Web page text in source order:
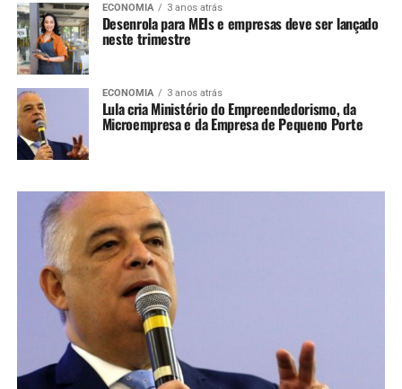
ECONOMIA 3 anos atrás
Desenrola para MEIs e empresas deve ser lançado
neste trimestre
ECONOMIA 3 anos atrás
Lula cria Ministério do Empreendedorismo, da
Microempresa e da Empresa de Pequeno Porte